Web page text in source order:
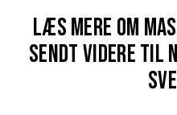
Læs mere om
sendt videre til